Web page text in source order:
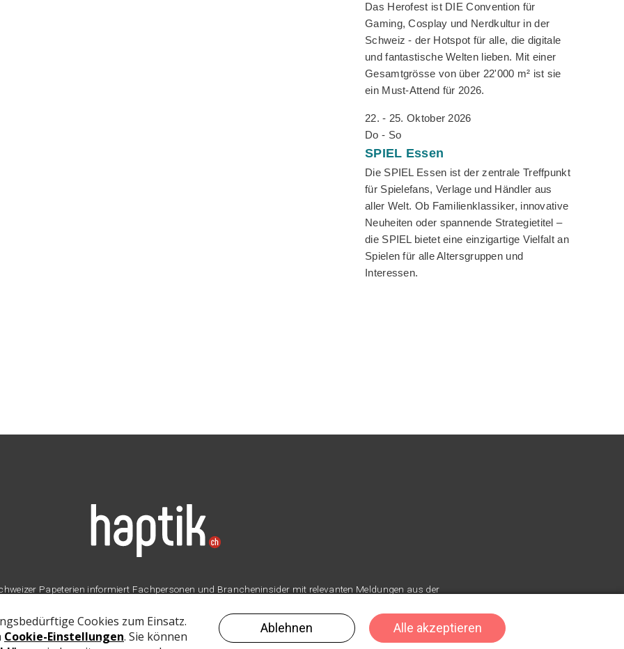
Das Herofest ist DIE Convention für
Gaming, Cosplay und Nerdkultur in der
Schweiz - der Hotspot für alle, die digitale
und fantastische Welten lieben. Mit einer
Gesamtgrösse von über 22'000 m² ist sie
ein Must-Attend für 2026.
22. - 25. Oktober 2026
Do - So
SPIEL Essen
Die SPIEL Essen ist der zentrale Treffpunkt
für Spielefans, Verlage und Händler aus
aller Welt. Ob Familienklassiker, innovative
Neuheiten oder spannende Strategietitel –
die SPIEL bietet eine einzigartige Vielfalt an
Spielen für alle Altersgruppen und
Interessen.
Papeterien informiert Fachpersonen und Brancheninsider mit relevanten Meldungen aus der